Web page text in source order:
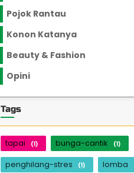
Pojok Rantau
Konon Katanya
Beauty & Fashion
Opini
Tags
tapai (1) bunga-cantik (1)
penghilang-stres (1) lomba